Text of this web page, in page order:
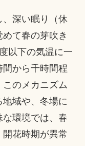
深い眠り（休
て春の芽吹き
以下の気温に一
から千時間程
のメカニズム
域や、冬場に
環境では、春
花時期が異常